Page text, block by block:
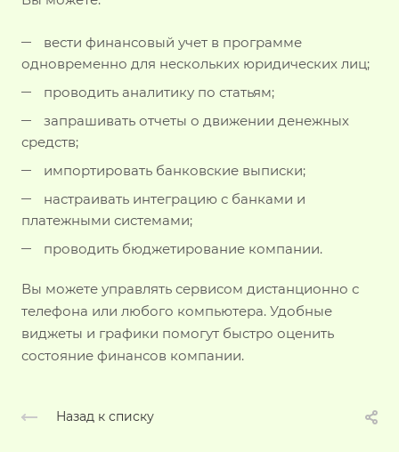
вести финансовый учет в программе
одновременно для нескольких юридических лиц;
проводить аналитику по статьям;
запрашивать отчеты о движении денежных
средств;
импортировать банковские выписки;
настраивать интеграцию с банками и
платежными системами;
проводить бюджетирование компании.
Вы можете управлять сервисом дистанционно с
телефона или любого компьютера. Удобные
виджеты и графики помогут быстро оценить
состояние финансов компании.
Назад к списку